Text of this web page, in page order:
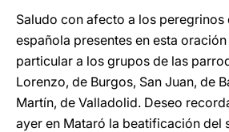
Saludo con afecto a los peregrinos
española presentes en esta
particular a los grupos de las
Lorenzo, de Burgos, San Juan, de
Martín, de Valladolid. Deseo
ayer en Mataró la beatificación del